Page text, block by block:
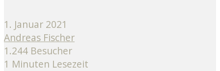
1. Januar 2021
Andreas Fischer
1.244 Besucher
1 Minuten Lesezeit